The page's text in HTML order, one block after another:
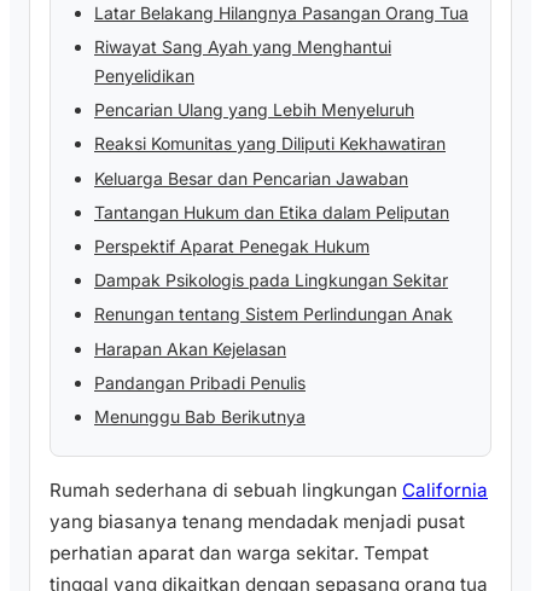
Latar Belakang Hilangnya Pasangan Orang Tua
Riwayat Sang Ayah yang Menghantui
Penyelidikan
Pencarian Ulang yang Lebih Menyeluruh
Reaksi Komunitas yang Diliputi Kekhawatiran
Keluarga Besar dan Pencarian Jawaban
Tantangan Hukum dan Etika dalam Peliputan
Perspektif Aparat Penegak Hukum
Dampak Psikologis pada Lingkungan Sekitar
Renungan tentang Sistem Perlindungan Anak
Harapan Akan Kejelasan
Pandangan Pribadi Penulis
Menunggu Bab Berikutnya
Rumah sederhana di sebuah lingkungan California
yang biasanya tenang mendadak menjadi pusat
perhatian aparat dan warga sekitar. Tempat
tinggal yang dikaitkan dengan sepasang orang tua